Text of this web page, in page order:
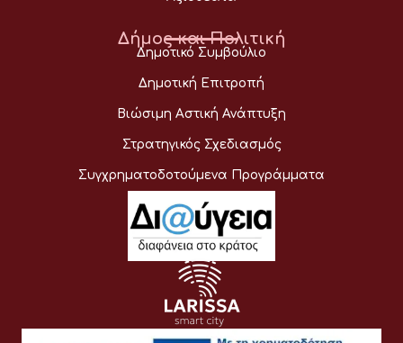
Δήμος και Πολιτική
Δημοτικό Συμβούλιο
Δημοτική Επιτροπή
Βιώσιμη Αστική Ανάπτυξη
Στρατηγικός Σχεδιασμός
Συγχρηματοδοτούμενα Προγράμματα